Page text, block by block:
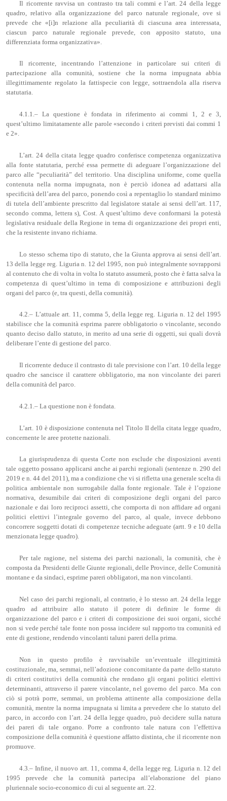
Il ricorrente ravvisa un contrasto tra tali commi e l’art. 24 della legge
quadro, relativo alla organizzazione del parco naturale regionale, ove si
prevede che «[i]n relazione alla peculiarità di ciascuna area interessata,
ciascun parco naturale regionale prevede, con apposito statuto, una
differenziata forma organizzativa».
Il ricorrente, incentrando l’attenzione in particolare sui criteri di
partecipazione alla comunità, sostiene che la norma impugnata abbia
illegittimamente regolato la fattispecie con legge, sottraendola alla riserva
statutaria.
4.1.1.– La questione è fondata in riferimento ai commi 1, 2 e 3,
quest’ultimo limitatamente alle parole «secondo i criteri previsti dai commi 1
e 2».
L’art. 24 della citata legge quadro conferisce competenza organizzativa
alla fonte statutaria, perché essa permette di adeguare l’organizzazione del
parco alle “peculiarità” del territorio. Una disciplina uniforme, come quella
contenuta nella norma impugnata, non è perciò idonea ad adattarsi alla
specificità dell’area del parco, ponendo così a repentaglio lo standard minimo
di tutela dell’ambiente prescritto dal legislatore statale ai sensi dell’art. 117,
secondo comma, lettera s), Cost. A quest’ultimo deve conformarsi la potestà
legislativa residuale della Regione in tema di organizzazione dei propri enti,
che la resistente invano richiama.
Lo stesso schema tipo di statuto, che la Giunta approva ai sensi dell’art.
13 della legge reg. Liguria n. 12 del 1995, non può integralmente sovrapporsi
al contenuto che di volta in volta lo statuto assumerà, posto che è fatta salva la
competenza di quest’ultimo in tema di composizione e attribuzioni degli
organi del parco (e, tra questi, della comunità).
4.2.– L’attuale art. 11, comma 5, della legge reg. Liguria n. 12 del 1995
stabilisce che la comunità esprima parere obbligatorio o vincolante, secondo
quanto deciso dallo statuto, in merito ad una serie di oggetti, sui quali dovrà
deliberare l’ente di gestione del parco.
Il ricorrente deduce il contrasto di tale previsione con l’art. 10 della legge
quadro che sancisce il carattere obbligatorio, ma non vincolante dei pareri
della comunità del parco.
4.2.1.– La questione non è fondata.
L’art. 10 è disposizione contenuta nel Titolo II della citata legge quadro,
concernente le aree protette nazionali.
La giurisprudenza di questa Corte non esclude che disposizioni aventi
tale oggetto possano applicarsi anche ai parchi regionali (sentenze n. 290 del
2019 e n. 44 del 2011), ma a condizione che vi si rifletta una generale scelta di
politica ambientale non surrogabile dalla fonte regionale. Tale è l’opzione
normativa, desumibile dai criteri di composizione degli organi del parco
nazionale e dai loro reciproci assetti, che comporta di non affidare ad organi
politici elettivi l’integrale governo del parco, al quale, invece debbono
concorrere soggetti dotati di competenze tecniche adeguate (artt. 9 e 10 della
menzionata legge quadro).
Per tale ragione, nel sistema dei parchi nazionali, la comunità, che è
composta da Presidenti delle Giunte regionali, delle Province, delle Comunità
montane e da sindaci, esprime pareri obbligatori, ma non vincolanti.
Nel caso dei parchi regionali, al contrario, è lo stesso art. 24 della legge
quadro ad attribuire allo statuto il potere di definire le forme di
organizzazione del parco e i criteri di composizione dei suoi organi, sicché
non si vede perché tale fonte non possa incidere sul rapporto tra comunità ed
ente di gestione, rendendo vincolanti taluni pareri della prima.
Non in questo profilo è ravvisabile un’eventuale illegittimità
costituzionale, ma, semmai, nell’adozione concomitante da parte dello statuto
di criteri costitutivi della comunità che rendano gli organi politici elettivi
determinanti, attraverso il parere vincolante, nel governo del parco. Ma con
ciò si potrà porre, semmai, un problema attinente alla composizione della
comunità, mentre la norma impugnata si limita a prevedere che lo statuto del
parco, in accordo con l’art. 24 della legge quadro, può decidere sulla natura
dei pareri di tale organo. Porre a confronto tale natura con l’effettiva
composizione della comunità è questione affatto distinta, che il ricorrente non
promuove.
4.3.– Infine, il nuovo art. 11, comma 4, della legge reg. Liguria n. 12 del
1995 prevede che la comunità partecipa all’elaborazione del piano
pluriennale socio-economico di cui al seguente art. 22.